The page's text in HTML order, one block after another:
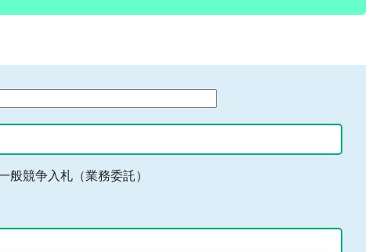
般競争入札（業務委託）